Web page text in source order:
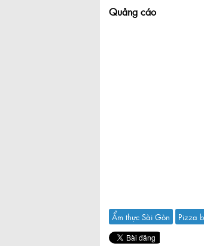
Quảng cáo
Ẩm thực Sài Gòn
Pizza